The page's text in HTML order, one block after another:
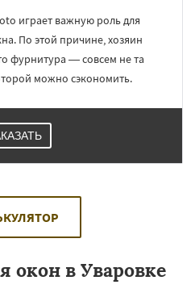
играет важную роль для
По этой причине, хозяин
фурнитура — совсем не та
можно сэкономить.
окон в Уваровке